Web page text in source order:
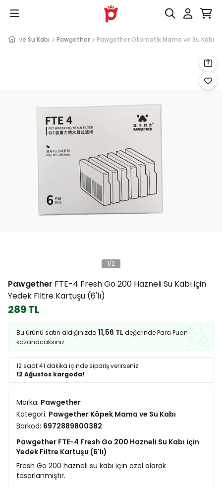
ve Su Kabı Pawgether Pawgether Otomatik Mama ve Su Kabı
1/2
Pawgether FTE-4 Fresh Go 200 Hazneli Su Kabı için
Yedek Filtre Kartuşu (6'lı)
289 TL
Bu ürünü satın aldığınızda 11,56 TL değerinde Para Puan
kazanacaksınız.
12 saat 41 dakika içinde sipariş verirseniz
12 Ağustos kargoda!
Marka: Pawgether
Kategori: Pawgether Köpek Mama ve Su Kabı
Barkod: 6972889800382
Pawgether FTE-4 Fresh Go 200 Hazneli Su Kabı için
Yedek Filtre Kartuşu (6'lı)
Fresh Go 200 hazneli su kabı için özel olarak
tasarlanmıştır.